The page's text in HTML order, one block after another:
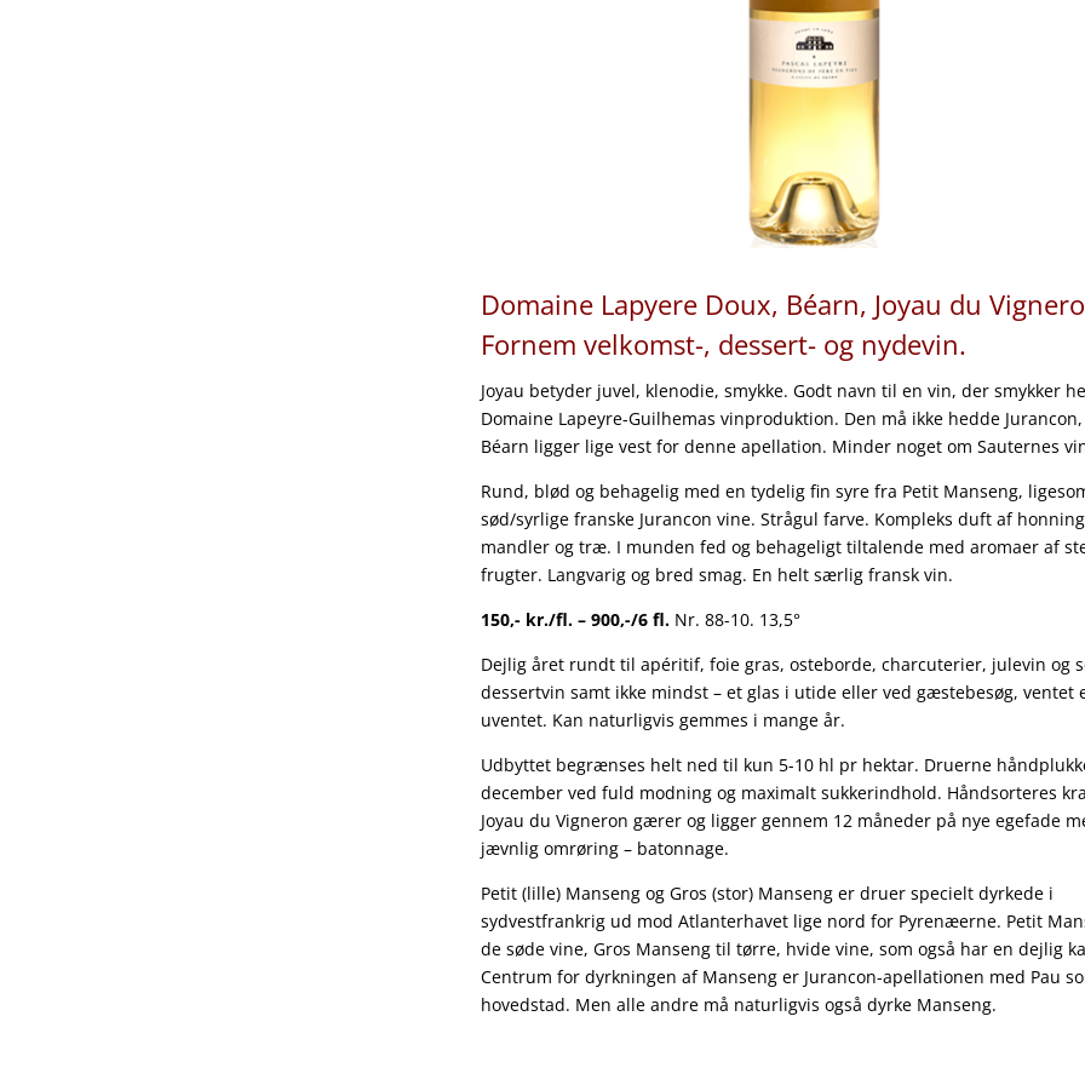
Domaine Lapyere Doux, Béarn, Joyau du
Fornem velkomst-, dessert- og nydevin.
Joyau betyder juvel, klenodie, smykke. Godt navn til en vin, der smykker
Domaine Lapeyre-Guilhemas vinproduktion. Den må ikke hedde
Béarn ligger lige vest for denne apellation. Minder noget om Sauternes
Rund, blød og behagelig med en tydelig fin syre fra Petit Manseng,
sød/syrlige franske Jurancon vine. Strågul farve. Kompleks duft af
mandler og træ. I munden fed og behageligt tiltalende med aromaer af
frugter. Langvarig og bred smag. En helt særlig fransk vin.
150,- kr./fl. – 900,-/6 fl. Nr. 88-10. 13,5°
Dejlig året rundt til apéritif, foie gras, osteborde, charcuterier, julevin og
dessertvin samt ikke mindst – et glas i utide eller ved gæstebesøg, ventet
uventet. Kan naturligvis gemmes i mange år.
Udbyttet begrænses helt ned til kun 5-10 hl pr hektar. Druerne
december ved fuld modning og maximalt sukkerindhold. Håndsorteres
Joyau du Vigneron gærer og ligger gennem 12 måneder på nye egefade
jævnlig omrøring – batonnage.
Petit (lille) Manseng og Gros (stor) Manseng er druer specielt dyrkede i
sydvestfrankrig ud mod Atlanterhavet lige nord for Pyrenæerne. Petit
de søde vine, Gros Manseng til tørre, hvide vine, som også har en dejlig
Centrum for dyrkningen af Manseng er Jurancon-apellationen med Pau
hovedstad. Men alle andre må naturligvis også dyrke Manseng.